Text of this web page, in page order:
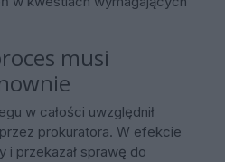
musi
w całości uwzględnił
prokuratora. W efekcie
i przekazał sprawę do